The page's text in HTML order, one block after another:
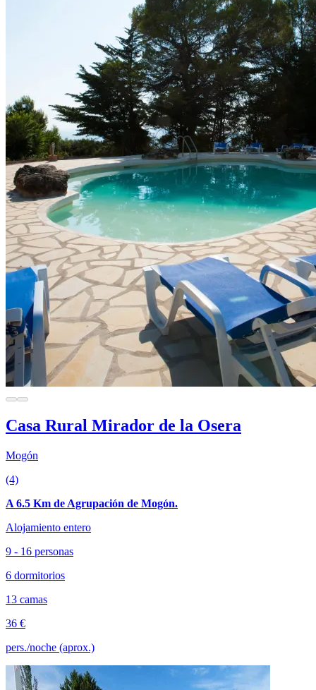
Casa Rural Mirador de la Osera
Mogón
(4)
A 6.5 Km de Agrupación de Mogón.
Alojamiento entero
9 - 16 personas
6 dormitorios
13 camas
36 €
pers./noche (aprox.)